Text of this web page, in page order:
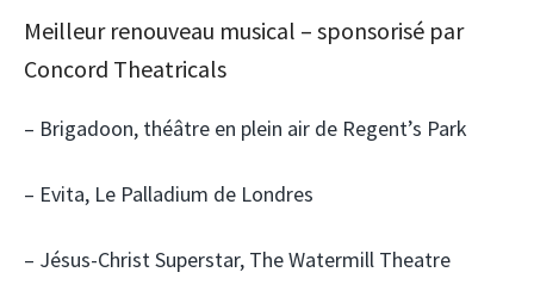
Meilleur renouveau musical – sponsorisé par
Concord Theatricals
– Brigadoon, théâtre en plein air de Regent’s Park
– Evita, Le Palladium de Londres
– Jésus-Christ Superstar, The Watermill Theatre